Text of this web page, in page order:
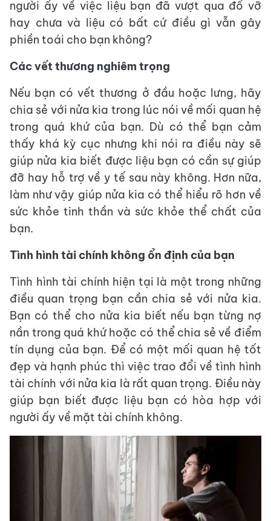
người ấy về việc liệu bạn đã vượt qua đổ vỡ
hay chưa và liệu có bất cứ điều gì vẫn gây
phiền toái cho bạn không?
Các vết thương nghiêm trọng
Nếu bạn có vết thương ở đầu hoặc lưng, hãy
chia sẻ với nửa kia trong lúc nói về mối quan hệ
trong quá khứ của bạn. Dù có thể bạn cảm
thấy khá kỳ cục nhưng khi nói ra điều này sẽ
giúp nửa kia biết được liệu bạn có cần sự giúp
đỡ hay hỗ trợ về y tế sau này không. Hơn nữa,
làm như vậy giúp nửa kia có thể hiểu rõ hơn về
sức khỏe tinh thần và sức khỏe thể chất của
bạn.
Tình hình tài chính không ổn định của bạn
Tình hình tài chính hiện tại là một trong những
điều quan trọng bạn cần chia sẻ với nửa kia.
Bạn có thể cho nửa kia biết nếu bạn từng nợ
nần trong quá khứ hoặc có thể chia sẻ về điểm
tín dụng của bạn. Để có một mối quan hệ tốt
đẹp và hạnh phúc thì việc trao đổi về tình hình
tài chính với nửa kia là rất quan trọng. Điều này
giúp bạn biết được liệu bạn có hòa hợp với
người ấy về mặt tài chính không.